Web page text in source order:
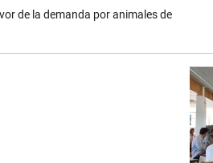
de la demanda por animales de